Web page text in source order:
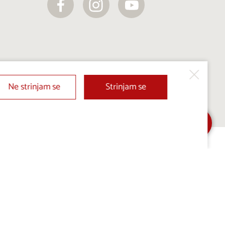
Ne strinjam se Strinjam se